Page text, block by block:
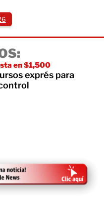
en $1,500
exprés para